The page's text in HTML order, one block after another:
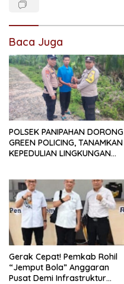
Baca Juga
POLSEK PANIPAHAN DORONG
GREEN POLICING, TANAMKAN
KEPEDULIAN LINGKUNGAN
Gerak Cepat! Pemkab Rohil
“Jemput Bola” Anggaran
Pusat Demi Infrastruktur